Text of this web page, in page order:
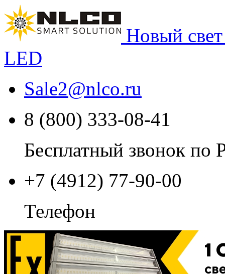
Новый
LED
Sale2@nlco.ru
8 (800) 333-08-41
Бесплатный звонок по
+7 (4912) 77-90-00
Телефон